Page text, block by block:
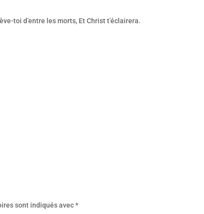
toi d’entre les morts, Et Christ t’éclairera.
sont indiqués avec*